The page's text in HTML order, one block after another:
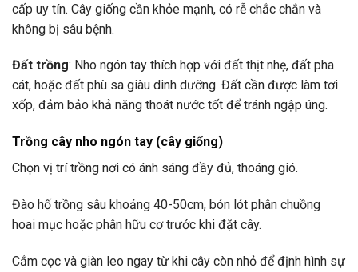
cấp uy tín. Cây giống cần khỏe mạnh, có rễ chắc chắn và
không bị sâu bệnh.
Đất trồng: Nho ngón tay thích hợp với đất thịt nhẹ, đất pha
cát, hoặc đất phù sa giàu dinh dưỡng. Đất cần được làm tơi
xốp, đảm bảo khả năng thoát nước tốt để tránh ngập úng.
Trồng cây nho ngón tay (cây giống)
Chọn vị trí trồng nơi có ánh sáng đầy đủ, thoáng gió.
Đào hố trồng sâu khoảng 40-50cm, bón lót phân chuồng
hoai mục hoặc phân hữu cơ trước khi đặt cây.
Cắm cọc và giàn leo ngay từ khi cây còn nhỏ để định hình sự